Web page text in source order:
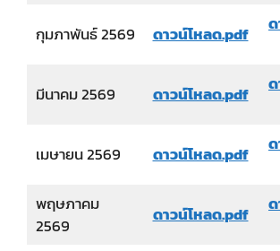
กุมภาพันธ์ 2569 ดาวน์โหลด.pdf
มีนาคม 2569 ดาวน์โหลด.pdf
เมษายน 2569 ดาวน์โหลด.pdf
พฤษภาคม
2569
ดาวน์โหลด.pdf